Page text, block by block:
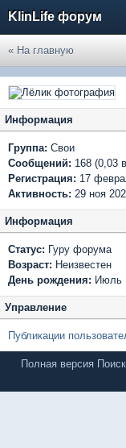
KlinLife форум
« На главную
Информация
Группа: Свои
Сообщений: 168 (0,03
Регистрация: 17
Активность: 29 ноя
Информация
Статус: Гуру форума
Возраст: Неизвестен
День рождения: Июль
Управление
Публикации
Полная версия Поиск